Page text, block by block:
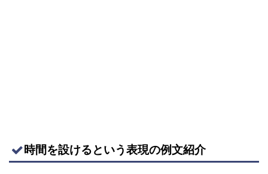
時間を設けるという表現の例文紹介